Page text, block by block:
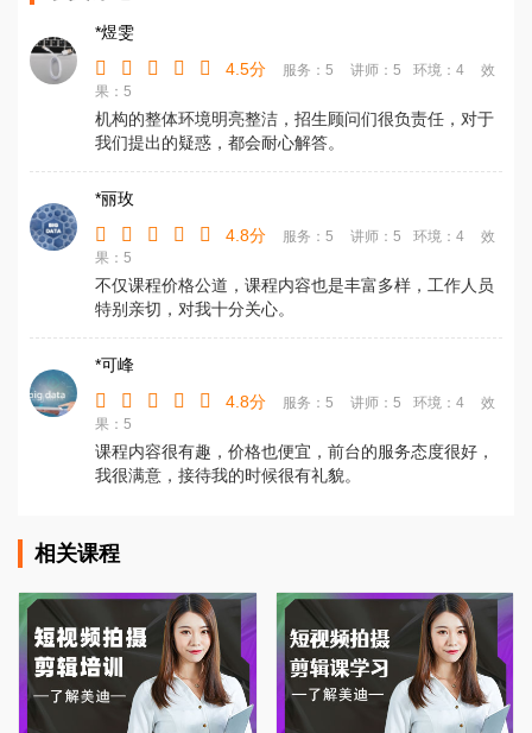
*煜雯
4.5分
服务：5 讲师：5 环境：4
效
果：5
机构的整体环境明亮整洁，招生顾问们很负责任，对于
我们提出的疑惑，都会耐心解答。
*丽玫
4.8分
服务：5 讲师：5 环境：4
效
果：5
不仅课程价格公道，课程内容也是丰富多样，工作人员
特别亲切，对我十分关心。
*可峰
4.8分
服务：5 讲师：5 环境：4
效
果：5
课程内容很有趣，价格也便宜，前台的服务态度很好，
我很满意，接待我的时候很有礼貌。
相关课程